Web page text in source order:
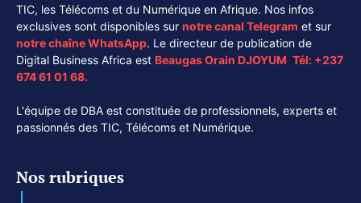
TIC, les Télécoms et du Numérique en Afrique. Nos infos
exclusives sont disponibles sur notre canal Telegram et sur
notre chaîneWhatsApp. Le directeur de publication de
Digital Business Africa est Beaugas Orain DJOYUM. Tél: +237
674 61 01 68.
L'équipe de DBA est constituée de professionnels, experts et
passionnés des TIC, Télécoms et Numérique.
Nos rubriques